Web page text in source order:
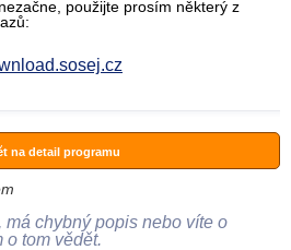
použijte prosím některý z
na detail programu
chybný popis nebo víte o
o tom vědět.